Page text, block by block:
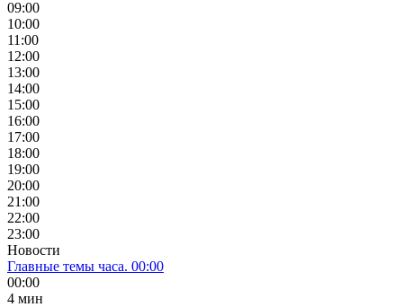
09:00
10:00
11:00
12:00
13:00
14:00
15:00
16:00
17:00
18:00
19:00
20:00
21:00
22:00
23:00
Новости
Главные темы часа. 00:00
00:00
4 мин